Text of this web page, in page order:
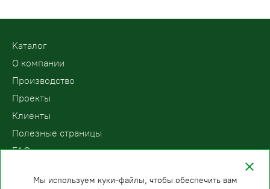
Kаталог
О компании
Производство
Проекты
Клиенты
Полезные страницы
FAQ
Мы используем куки-файлы, чтобы обеспечить вам